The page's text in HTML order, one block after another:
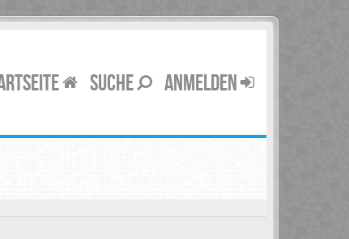
SUCHE ANMELDEN